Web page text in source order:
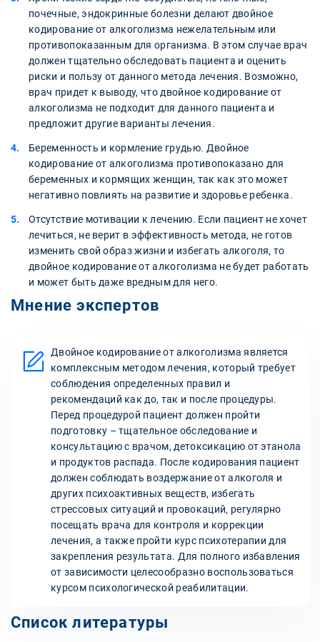
почечные, эндокринные болезни делают двойное
кодирование от алкоголизма нежелательным или
противопоказанным для организма. В этом случае врач
должен тщательно обследовать пациента и оценить
риски и пользу от данного метода лечения. Возможно,
врач придет к выводу, что двойное кодирование от
алкоголизма не подходит для данного пациента и
предложит другие варианты лечения.
Беременность и кормление грудью. Двойное
кодирование от алкоголизма противопоказано для
беременных и кормящих женщин, так как это может
негативно повлиять на развитие и здоровье ребенка.
Отсутствие мотивации к лечению. Если пациент не хочет
лечиться, не верит в эффективность метода, не готов
изменить свой образ жизни и избегать алкоголя, то
двойное кодирование от алкоголизма не будет работать
и может быть даже вредным для него.
Мнение экспертов
Двойное кодирование от алкоголизма является
комплексным методом лечения, который требует
соблюдения определенных правил и
рекомендаций как до, так и после процедуры.
Перед процедурой пациент должен пройти
подготовку – тщательное обследование и
консультацию с врачом, детоксикацию от этанола
и продуктов распада. После кодирования пациент
должен соблюдать воздержание от алкоголя и
других психоактивных веществ, избегать
стрессовых ситуаций и провокаций, регулярно
посещать врача для контроля и коррекции
лечения, а также пройти курс психотерапии для
закрепления результата. Для полного избавления
от зависимости целесообразно воспользоваться
курсом психологической реабилитации.
Список литературы